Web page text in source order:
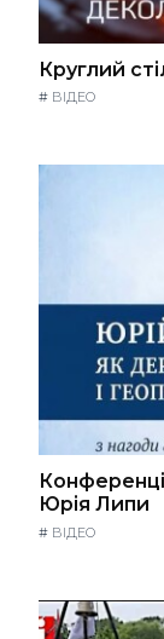
Круглий
# ВІДЕО
Юрія Липи
# ВІДЕО